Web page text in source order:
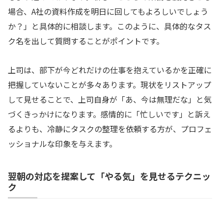
場合、A社の資料作成を明日に回してもよろしいでしょう
か？」と具体的に相談します。このように、具体的なタス
ク名を出して質問することがポイントです。
上司は、部下が今どれだけの仕事を抱えているかを正確に
把握していないことが多々あります。現状をリストアップ
して見せることで、上司自身が「あ、今は無理だな」と気
づくきっかけになります。感情的に「忙しいです」と訴え
るよりも、冷静にタスクの整理を依頼する方が、プロフェ
ッショナルな印象を与えます。
翌朝の対応を提案して「やる気」を見せるテクニッ
ク